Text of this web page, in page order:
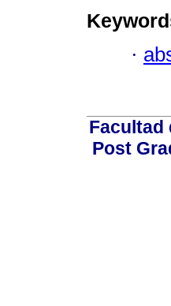
·
Facultad
Post